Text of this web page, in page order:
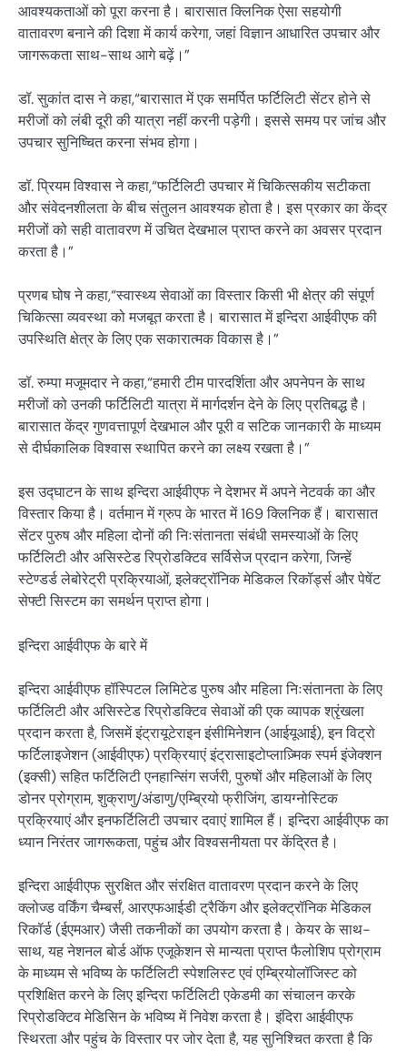
आवश्यकताओं को पूरा करना है। बारासात क्लिनिक ऐसा सहयोगी
वातावरण बनाने की दिशा में कार्य करेगा, जहां विज्ञान आधारित उपचार और
जागरूकता साथ-साथ आगे बढ़ें।”
डॉ. सुकांत दास ने कहा,“बारासात में एक समर्पित फर्टिलिटी सेंटर होने से
मरीजों को लंबी दूरी की यात्रा नहीं करनी पड़ेगी। इससे समय पर जांच और
उपचार सुनिष्चित करना संभव होगा।
डॉ. प्रियम विश्वास ने कहा,“फर्टिलिटी उपचार में चिकित्सकीय सटीकता
और संवेदनशीलता के बीच संतुलन आवश्यक होता है। इस प्रकार का केंद्र
मरीजों को सही वातावरण में उचित देखभाल प्राप्त करने का अवसर प्रदान
करता है।”
प्रणब घोष ने कहा,“स्वास्थ्य सेवाओं का विस्तार किसी भी क्षेत्र की संपूर्ण
चिकित्सा व्यवस्था को मजबूत करता है। बारासात में इन्दिरा आईवीएफ की
उपस्थिति क्षेत्र के लिए एक सकारात्मक विकास है।”
डॉ. रुम्पा मजूमदार ने कहा,“हमारी टीम पारदर्शिता और अपनेपन के साथ
मरीजों को उनकी फर्टिलिटी यात्रा में मार्गदर्शन देने के लिए प्रतिबद्ध है।
बारासात केंद्र गुणवत्तापूर्ण देखभाल और पूरी व सटिक जानकारी के माध्यम
से दीर्घकालिक विश्वास स्थापित करने का लक्ष्य रखता है।”
इस उद्घाटन के साथ इन्दिरा आईवीएफ ने देशभर में अपने नेटवर्क का और
विस्तार किया है। वर्तमान में ग्रुप के भारत में 169 क्लिनिक हैं। बारासात
सेंटर पुरुष और महिला दोनों की निःसंतानता संबंधी समस्याओं के लिए
फर्टिलिटी और असिस्टेड रिप्रोडक्टिव सर्विसेज प्रदान करेगा, जिन्हें
स्टेण्डर्ड लेबोरेट्री प्रक्रियाओं, इलेक्ट्रॉनिक मेडिकल रिकॉर्ड्स और पेषेंट
सेफ्टी सिस्टम का समर्थन प्राप्त होगा।
इन्दिरा आईवीएफ के बारे में
इन्दिरा आईवीएफ हॉस्पिटल लिमिटेड पुरुष और महिला निःसंतानता के लिए
फर्टिलिटी और असिस्टेड रिप्रोडक्टिव सेवाओं की एक व्यापक श्रृंखला
प्रदान करता है, जिसमें इंट्रायूटेराइन इंसीमिनेशन (आईयूआई), इन विट्रो
फर्टिलाइजेशन (आईवीएफ) प्रक्रियाएं इंट्रासाइटोप्लाज़्मिक स्पर्म इंजेक्शन
(इक्सी) सहित फर्टिलिटी एनहान्सिंग सर्जरी, पुरुषों और महिलाओं के लिए
डोनर प्रोग्राम, शुक्राणु/अंडाणु/एम्ब्रियो फ्रीजिंग, डायग्नोस्टिक
प्रक्रियाएं और इनफर्टिलिटी उपचार दवाएं शामिल हैं। इन्दिरा आईवीएफ का
ध्यान निरंतर जागरूकता, पहुंच और विश्वसनीयता पर केंद्रित है।
इन्दिरा आईवीएफ सुरक्षित और संरक्षित वातावरण प्रदान करने के लिए
क्लोज्ड वर्किंग चैम्बर्सं, आरएफआईडी ट्रैकिंग और इलेक्ट्रॉनिक मेडिकल
रिकॉर्ड (ईएमआर) जैसी तकनीकों का उपयोग करता है। केयर के साथ-
साथ, यह नेशनल बोर्ड ऑफ एजूकेशन से मान्यता प्राप्त फैलोशिप प्रोग्राम
के माध्यम से भविष्य के फर्टिलिटी स्पेशलिस्ट एवं एम्ब्रियोलॉजिस्ट को
प्रशिक्षित करने के लिए इन्दिरा फर्टिलिटी एकेडमी का संचालन करके
रिप्रोडक्टिव मेडिसिन के भविष्य में निवेश करता है। इंदिरा आईवीएफ
स्थिरता और पहुंच के विस्तार पर जोर देता है, यह सुनिश्चित करता है कि